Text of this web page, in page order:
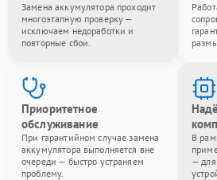
Замена аккумулятора проходит
многоэтапную проверку —
исключаем недоработки и
повторные сбои.
Приоритетное
обслуживание
При гарантийном случае замена
аккумулятора выполняется вне
очереди — быстро устраняем
проблему.
В
— для